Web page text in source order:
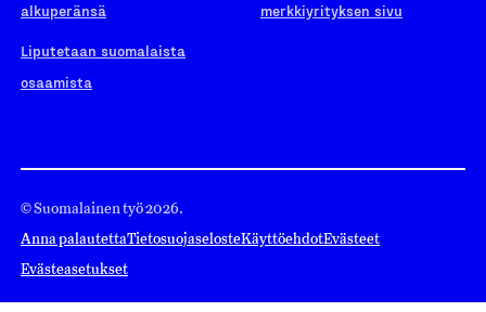
alkuperänsä
Liputetaan suomalaista
osaamista
merkkiyrityksen sivu
© Suomalainen työ 2026.
Anna palautettaTietosuojaselosteKäyttöehdotEvästeet
Evästeasetukset